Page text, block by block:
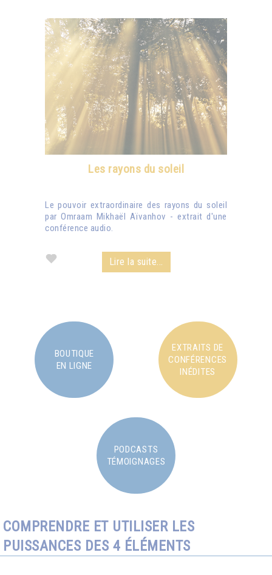
Les rayons du soleil
Le pouvoir extraordinaire des rayons du soleil
par Omraam Mikhaël Aïvanhov - extrait d'une
conférence audio.
Lire la suite...
BOUTIQUE
EN LIGNE
EXTRAITS DE
CONFÉRENCES
INÉDITES
PODCASTS
TÉMOIGNAGES
COMPRENDRE ET UTILISER LES
PUISSANCES DES 4 ÉLÉMENTS